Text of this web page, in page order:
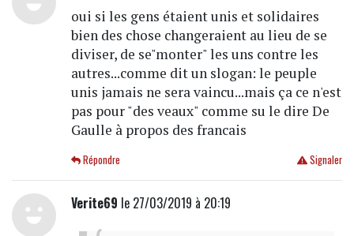
oui si les gens étaient unis et solidaires
bien des chose changeraient au lieu de se
diviser, de se"monter" les uns contre les
autres...comme dit un slogan: le peuple
unis jamais ne sera vaincu...mais ça ce n'est
pas pour "des veaux" comme su le dire De
Gaulle à propos des francais
Signaler
Répondre
Verite69 le 27/03/2019 à 20:19